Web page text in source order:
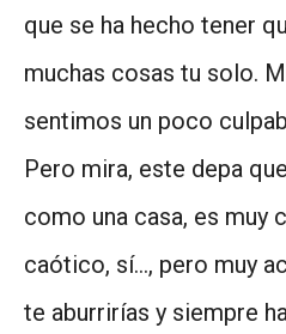
que se ha hecho tener
muchas cosas tu solo.
sentimos un poco
Pero mira, este depa
como una casa, es muy
caótico, sí…, pero muy
te aburrirías y siempre